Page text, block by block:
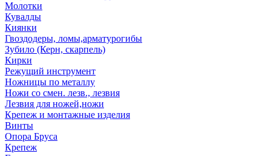
Молотки
Кувалды
Киянки
Гвоздодеры, ломы,арматурогибы
Зубило (Керн, скарпель)
Кирки
Режущий инструмент
Ножницы по металлу
Ножи со смен. лезв., лезвия
Лезвия для ножей,ножи
Крепеж и монтажные изделия
Винты
Опора Бруса
Крепеж